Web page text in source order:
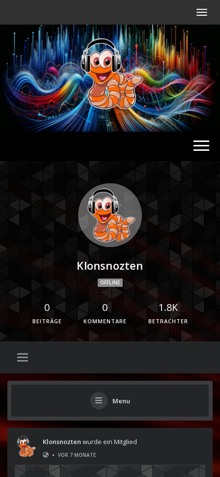
Radio
Klonsnozten
OFFLINE
0
BEITRÄGE
0
KOMMENTARE
1.8K
BETRACHTER
Menu
Klonsnozten wurde ein Mitglied
• VOR 7 MONATE